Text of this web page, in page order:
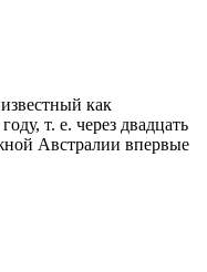
как
т. е. через двадцать
Австралии впервые